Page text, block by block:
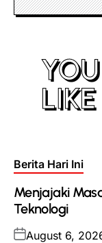
LIKE
Posted
Berita Hari Ini
Menjajaki
Teknologi
Posted
August 6,